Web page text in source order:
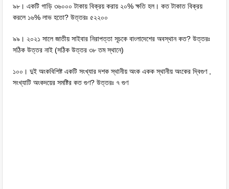
৯৮। একটি গাড়ি ৩৬০০০ টাকায় বিক্রয় করায় ২০% ক্ষতি হল। কত টাকাত বিক্রয়
করলে ১৬% লাভ হতো? উত্তরঃ ৫২২০০
৯৯। ২০২১ সালে জাতীয় সাইবার নিরাপত্তা সূচকে বাংলাদেশের অবস্থান কত? উত্তরঃ
সঠিক উত্তর নাই (সঠিক উত্তর ৩৮ তম স্থানে)
১০০। দুই অংকবিশিষ্ট একটি সংখ্যার দশক স্থানীয় অংক একক স্থানীয় অংকের দ্বিগুণ ,
সংখ্যাটি অংকদয়ের সমষ্টির কত গুণ? উত্তরঃ ৭ গুণ